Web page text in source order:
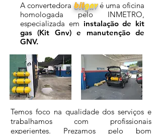
A convertedora bitgnv é uma oficina
homologada pelo INMETRO,
especializada em instalação de kit
gas (Kit Gnv) e manutenção de
GNV.
Temos foco na qualidade dos serviços e
trabalhamos com profissionais
experientes. Prezamos pelo bom